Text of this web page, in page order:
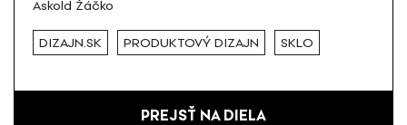
Askold Žáčko
DIZAJN.SK PRODUKTOVÝ DIZAJN SKLO
PREJSŤ NA DIELA